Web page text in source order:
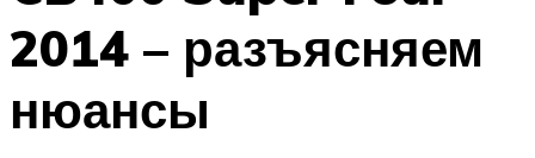
2014 – разъясняем
нюансы